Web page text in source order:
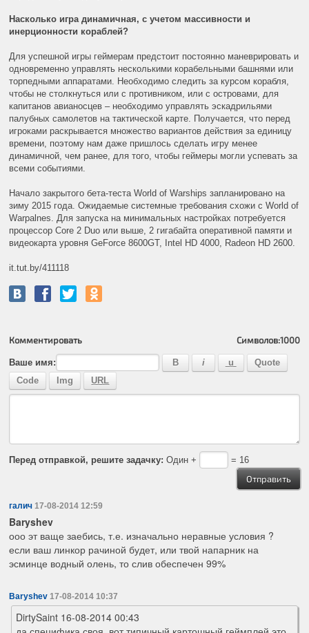
Насколько игра динамичная, с учетом массивности и
инерционности кораблей?
Для успешной игры геймерам предстоит постоянно маневрировать и
одновременно управлять несколькими корабельными башнями или
торпедными аппаратами. Необходимо следить за курсом корабля,
чтобы не столкнуться или с противником, или с островами, для
капитанов авианосцев – необходимо управлять эскадрильями
палубных самолетов на тактической карте. Получается, что перед
игроками раскрывается множество вариантов действия за единицу
времени, поэтому нам даже пришлось сделать игру менее
динамичной, чем ранее, для того, чтобы геймеры могли успевать за
всеми событиями.
Начало закрытого бета-теста World of Warships запланировано на
зиму 2015 года. Ожидаемые системные требования схожи с World of
Warpalnes. Для запуска на минимальных настройках потребуется
процессор Core 2 Duo или выше, 2 гигабайта оперативной памяти и
видеокарта уровня GeForce 8600GT, Intel HD 4000, Radeon HD 2600.
it.tut.by/411118
Комментировать Символов:1000
Ваше имя:
Перед отправкой, решите задачку: Один + = 16
галич 17-08-2014 12:59
Baryshev
ооо эт ваще заебись, т.е. изначально неравные условия ?
если ваш линкор рачиной будет, или твой напарник на
эсминце водный олень, то слив обеспечен 99%
Baryshev 17-08-2014 10:37
DirtySaint 16-08-2014 00:43